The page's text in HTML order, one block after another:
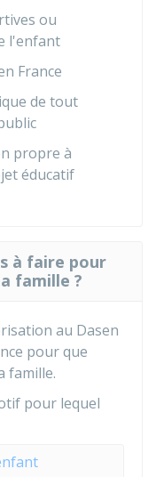
ou
l'enfant
France
de tout
propre à
éducatif
à faire pour
famille ?
au Dasen
pour que
famille.
pour lequel